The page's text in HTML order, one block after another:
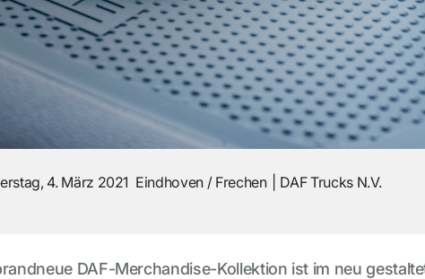
4. März 2021 Eindhoven / Frechen DAF Trucks N.V.
DAF-Merchandise-Kollektion ist im neu